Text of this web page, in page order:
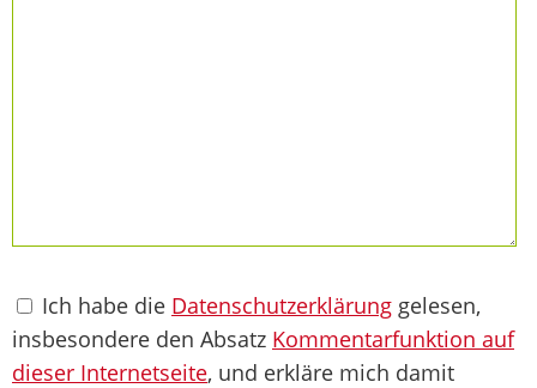
Ich habe die Datenschutzerklärung gelesen,
insbesondere den Absatz Kommentarfunktion auf
dieser Internetseite, und erkläre mich damit